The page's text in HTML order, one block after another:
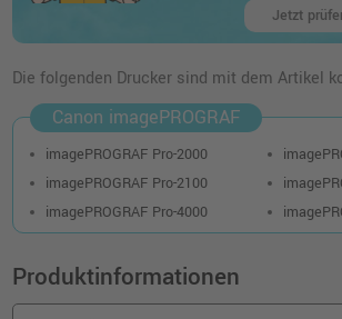
(0782C001) · Fotograu
305,98 €
Canon PFI-1300R
176,99 €
Jetzt
Die folgenden Drucker sind mit dem Artikel
Canon imagePROGRAF
imagePROGRAF Pro-2000
imagePROGRAF Pro-2100
imagePROGRAF Pro-4000
Produktinformationen